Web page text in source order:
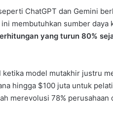
ChatGPT dan Gemini
membutuhkan sumber
yang turun 80%
ketika model mutakhir justru
hingga $100 juta untuk
merevolusi 78% perusahaan